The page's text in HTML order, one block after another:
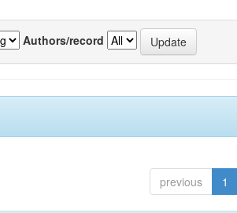
Authors/record
previous 1